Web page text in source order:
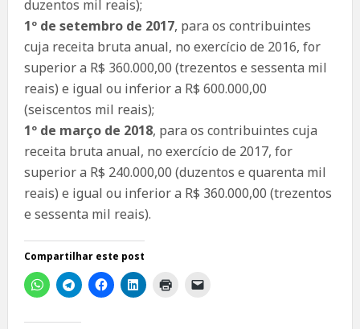
duzentos mil reais);
1º de setembro de 2017, para os contribuintes
cuja receita bruta anual, no exercício de 2016, for
superior a R$ 360.000,00 (trezentos e sessenta mil
reais) e igual ou inferior a R$ 600.000,00
(seiscentos mil reais);
1º de março de 2018, para os contribuintes cuja
receita bruta anual, no exercício de 2017, for
superior a R$ 240.000,00 (duzentos e quarenta mil
reais) e igual ou inferior a R$ 360.000,00 (trezentos
e sessenta mil reais).
Compartilhar este post